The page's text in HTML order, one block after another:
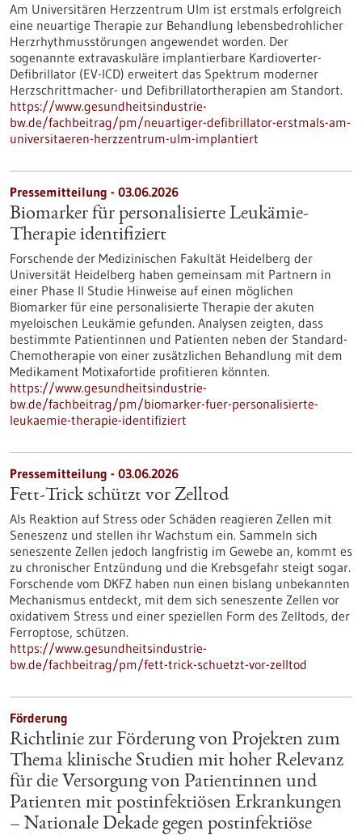
Am Universitären Herzzentrum Ulm ist erstmals erfolgreich
eine neuartige Therapie zur Behandlung lebensbedrohlicher
Herzrhythmusstörungen angewendet worden. Der
sogenannte extravaskuläre implantierbare Kardioverter-​
Defibrillator (EV-​ICD) erweitert das Spektrum moderner
Herzschrittmacher-​ und Defibrillatortherapien am Standort.
https://www.gesundheitsindustrie-
bw.de/fachbeitrag/pm/neuartiger-defibrillator-erstmals-am-
universitaeren-herzzentrum-ulm-implantiert
Pressemitteilung - 03.06.2026
Biomarker für personalisierte Leukämie-
Therapie identifiziert
Forschende der Medizinischen Fakultät Heidelberg der
Universität Heidelberg haben gemeinsam mit Partnern in
einer Phase II Studie Hinweise auf einen möglichen
Biomarker für eine personalisierte Therapie der akuten
myeloischen Leukämie gefunden. Analysen zeigten, dass
bestimmte Patientinnen und Patienten neben der Standard-
Chemotherapie von einer zusätzlichen Behandlung mit dem
Medikament Motixafortide profitieren könnten.
https://www.gesundheitsindustrie-
bw.de/fachbeitrag/pm/biomarker-fuer-personalisierte-
leukaemie-therapie-identifiziert
Pressemitteilung - 03.06.2026
Fett-Trick schützt vor Zelltod
Als Reaktion auf Stress oder Schäden reagieren Zellen mit
Seneszenz und stellen ihr Wachstum ein. Sammeln sich
seneszente Zellen jedoch langfristig im Gewebe an, kommt es
zu chronischer Entzündung und die Krebsgefahr steigt sogar.
Forschende vom DKFZ haben nun einen bislang unbekannten
Mechanismus entdeckt, mit dem sich seneszente Zellen vor
oxidativem Stress und einer speziellen Form des Zelltods, der
Ferroptose, schützen.
https://www.gesundheitsindustrie-
bw.de/fachbeitrag/pm/fett-trick-schuetzt-vor-zelltod
Förderung
Richtlinie zur Förderung von Projekten zum
Thema klinische Studien mit hoher Relevanz
für die Versorgung von Patientinnen und
Patienten mit postinfektiösen Erkrankungen
– Nationale Dekade gegen postinfektiöse